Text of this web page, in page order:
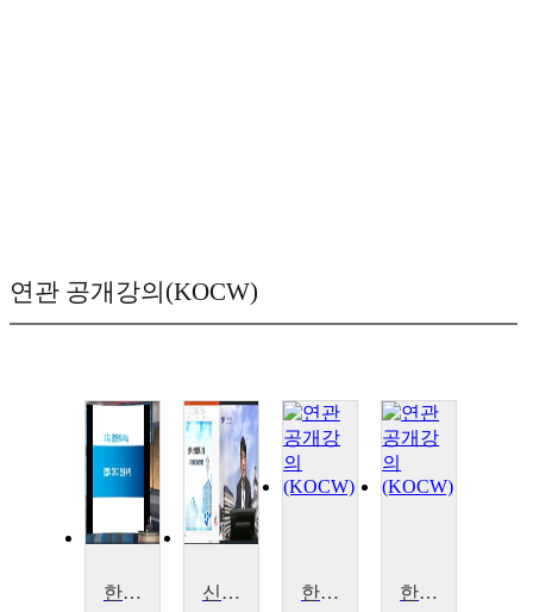
연관 공개강의(KOCW)
한국문학의 이해 신화적 상상력과 판타지 문화 한국문학으로 읽는 사랑 한국문학개론